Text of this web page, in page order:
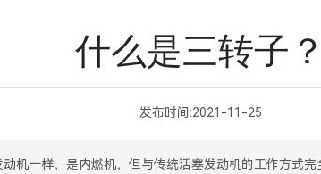
什么是三转子？
发布时间:2021-11-25
机一样，是内燃机，但与传统活塞发动机的工作方式